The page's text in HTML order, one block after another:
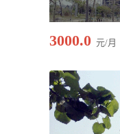
3000.0 元/月